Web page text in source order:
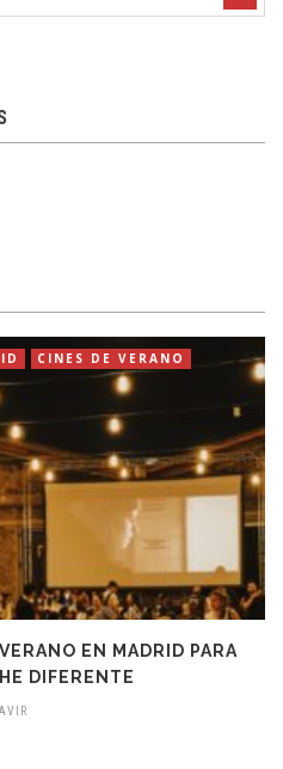
CINES DE VERANO
EN MADRID PARA
DIFERENTE